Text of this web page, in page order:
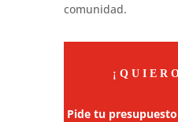
comunidad.
¡ Q U I E R
Pide tu